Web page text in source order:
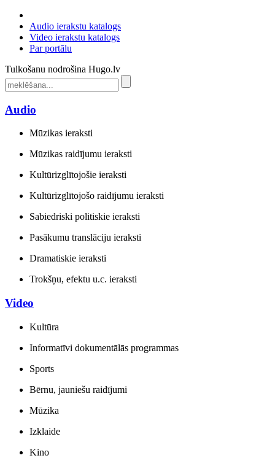
Audio ierakstu katalogs
Video ierakstu katalogs
Par portālu
Tulkošanu nodrošina Hugo.lv
Audio
Mūzikas ieraksti
Mūzikas raidījumu ieraksti
Kultūrizglītojošie ieraksti
Kultūrizglītojošo raidījumu ieraksti
Sabiedriski politiskie ieraksti
Pasākumu translāciju ieraksti
Dramatiskie ieraksti
Trokšņu, efektu u.c. ieraksti
Video
Kultūra
Informatīvi dokumentālās programmas
Sports
Bērnu, jauniešu raidījumi
Mūzika
Izklaide
Kino